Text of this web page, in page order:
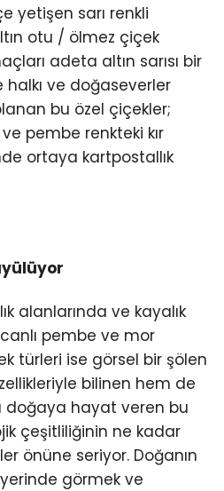
yetişen sarı renkli
otu / ölmez çiçek
adeta altın sarısı bir
halkı ve doğaseverler
bu özel çiçekler;
pembe renkteki kır
ortaya kartpostallık
alanlarında ve kayalık
pembe ve mor
türleri ise görsel bir şölen
bilinen hem de
doğaya hayat veren bu
çeşitliliğinin ne kadar
önüne seriyor. Doğanın
görmek ve